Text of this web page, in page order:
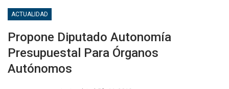
ACTUALIDAD
Propone Diputado Autonomía
Presupuestal Para Órganos
Autónomos